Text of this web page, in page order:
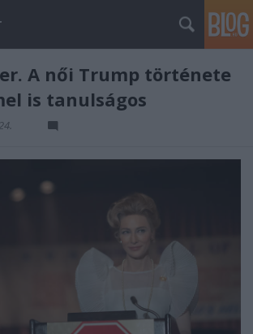
A női Trump története
is tanulságos